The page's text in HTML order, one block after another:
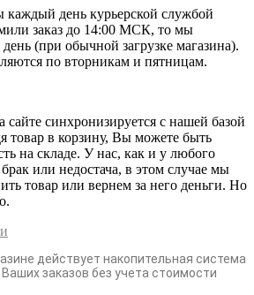
каждый день курьерской службой
заказ до 14:00 МСК, то мы
(при обычной загрузке магазина).
по вторникам и пятницам.
сайте синхронизируется с нашей базой
товар в корзину, Вы можете быть
на складе. У нас, как и у любого
или недостача, в этом случае мы
товар или вернем за него деньги. Но
действует накопительная система
заказов без учета стоимости